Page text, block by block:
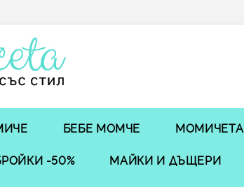
БЕБЕ МОМЧЕ МОМИЧЕТА
-50% МАЙКИ И ДЪЩЕРИ